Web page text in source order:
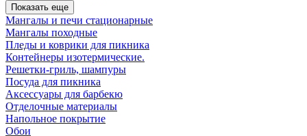
Показать еще
Мангалы и печи стационарные
Мангалы походные
Пледы и коврики для пикника
Контейнеры изотермические.
Решетки-гриль, шампуры
Посуда для пикника
Аксессуары для барбекю
Отделочные материалы
Напольное покрытие
Обои